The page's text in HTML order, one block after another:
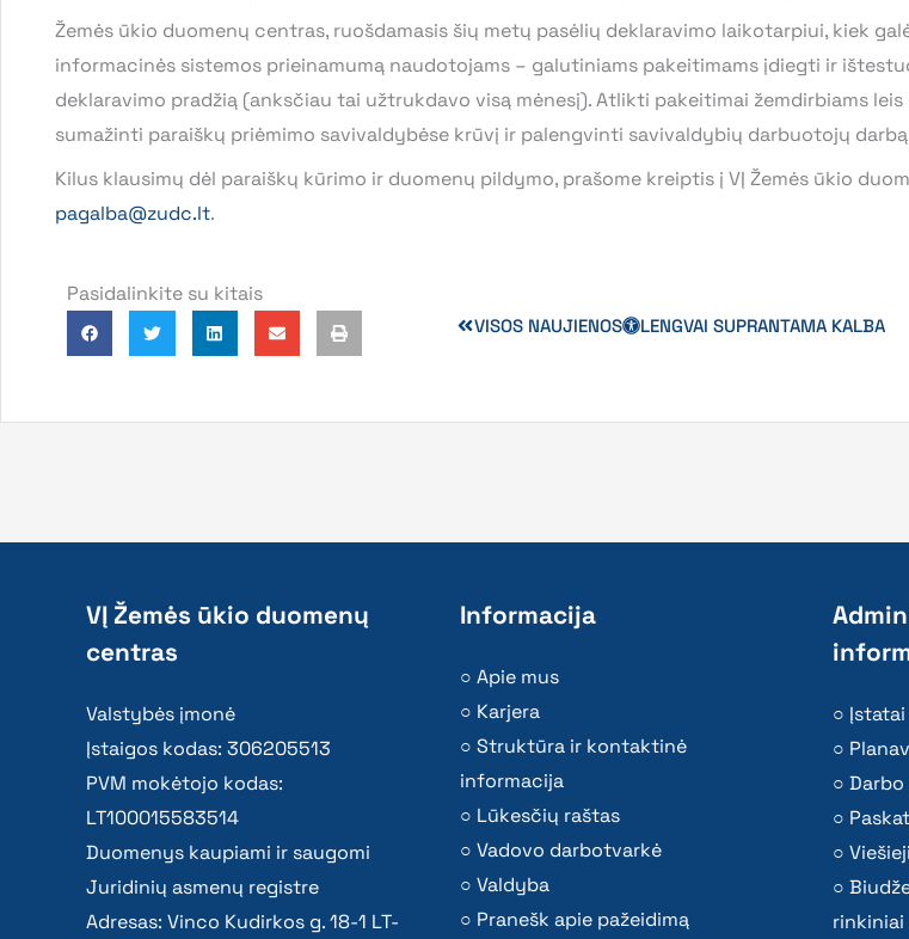
Žemės ūkio duomenų centras, ruošdamasis šių metų pasėlių deklaravimo laikotarpiui, kiek
informacinės sistemos prieinamumą naudotojams – galutiniams pakeitimams įdiegti ir
deklaravimo pradžią (anksčiau tai užtrukdavo visą mėnesį). Atlikti pakeitimai žemdirbiams
sumažinti paraiškų priėmimo savivaldybėse krūvį ir palengvinti savivaldybių darbuotojų
Kilus klausimų dėl paraiškų kūrimo ir duomenų pildymo, prašome kreiptis į VĮ Žemės ūkio
pagalba@zudc.lt.
Pasidalinkite su kitais
VISOS NAUJIENOS LENGVAI SUPRANTAMA KALBA
VĮ Žemės ūkio duomenų
centras
Valstybės įmonė
Įstaigos kodas: 306205513
PVM mokėtojo kodas:
LT100015583514
Duomenys kaupiami ir saugomi
Juridinių asmenų registre
Adresas: Vinco Kudirkos g. 18-1 LT-
Informacija
Apie mus
Karjera
Struktūra ir kontaktinė
informacija
Lūkesčių raštas
Vadovo darbotvarkė
Valdyba
Pranešk apie pažeidimą
Įstatai
rinkiniai